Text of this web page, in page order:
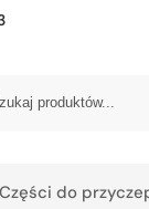
Części do